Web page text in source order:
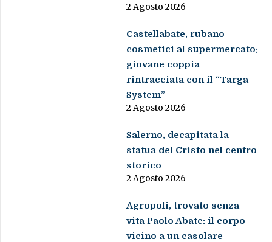
2 Agosto 2026
Castellabate, rubano
cosmetici al supermercato:
giovane coppia
rintracciata con il “Targa
System”
2 Agosto 2026
Salerno, decapitata la
statua del Cristo nel centro
storico
2 Agosto 2026
Agropoli, trovato senza
vita Paolo Abate: il corpo
vicino a un casolare